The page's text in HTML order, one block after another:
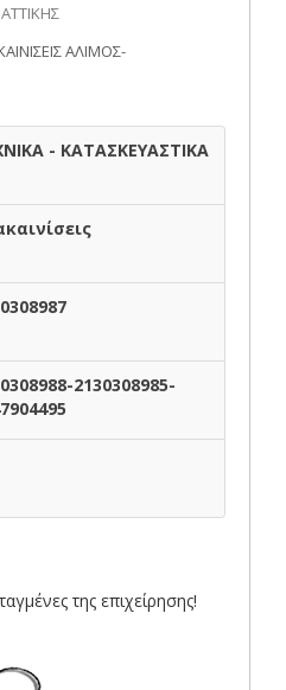
ΑΛΙΜΟΣ-
- ΚΑΤΑΣΚΕΥΑΣΤΙΚΑ
2130308985-
της επιχείρησης!